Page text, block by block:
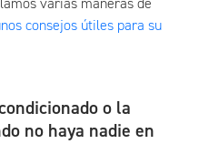
consejos útiles para su
o la
no haya nadie en